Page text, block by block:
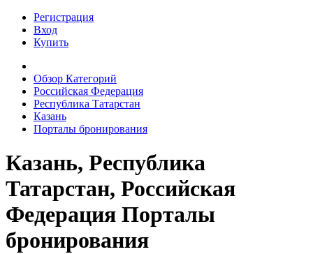
Регистрация
Вход
Купить
Обзор Категорий
Российская Федерация
Республика Татарстан
Казань
Порталы бронирования
Казань, Республика
Татарстан, Российская
Федерация Порталы
бронирования